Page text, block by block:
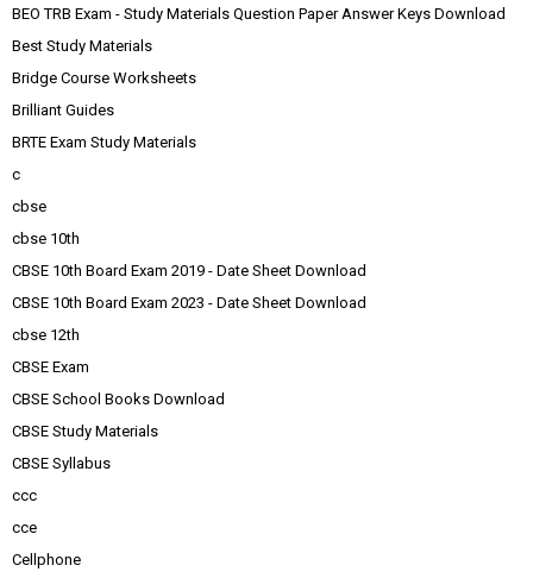
BEO TRB Exam - Study Materials Question Paper Answer Keys Download
Best Study Materials
Bridge Course Worksheets
Brilliant Guides
BRTE Exam Study Materials
c
cbse
cbse 10th
CBSE 10th Board Exam 2019 - Date Sheet Download
CBSE 10th Board Exam 2023 - Date Sheet Download
cbse 12th
CBSE Exam
CBSE School Books Download
CBSE Study Materials
CBSE Syllabus
ccc
cce
Cellphone